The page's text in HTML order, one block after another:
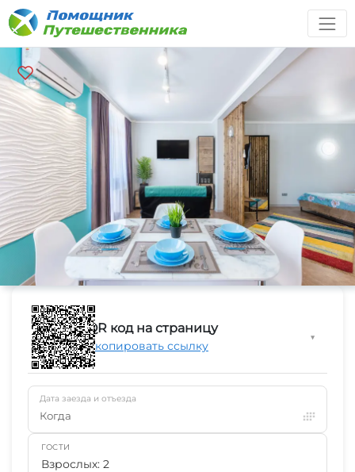
QR код на страницу
Скопировать ссылку
▼
Дата заезда и отъезда
Когда
ГОСТИ
Взрослых: 2